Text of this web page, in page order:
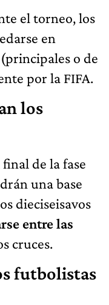
el torneo, los
en
(principales o de
por la FIFA.
los
de la fase
una base
dieciseisavos
entre las
cruces.
futbolistas